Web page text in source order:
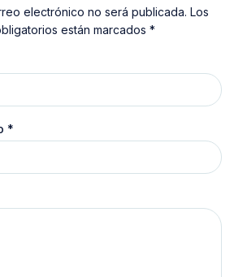
electrónico no será publicada. Los
están marcados *
*